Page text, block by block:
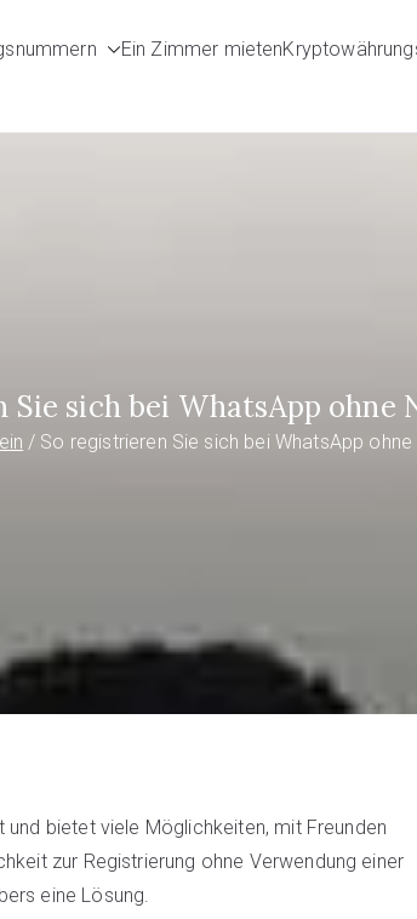
Ein Zimmer mieten
Sie sich bei WhatsApp ohne
So registrieren Sie sich bei WhatsApp
bietet viele Möglichkeiten, mit Freunden
zur Registrierung ohne Verwendung einer
eine Lösung.